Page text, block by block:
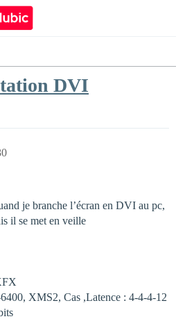
DVI
je branche l’écran en DVI au pc,
il se met en veille
XMS2, Cas ,Latence : 4-4-4-12